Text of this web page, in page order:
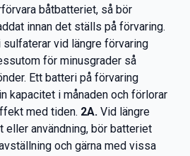
båtbatteriet, så bör
innan det ställs på förvaring.
vid längre förvaring
för minusgrader så
Ett batteri på förvaring
kapacitet i månaden och förlorar
med tiden. 2A. Vid längre
eller användning, bör batteriet
och gärna med vissa